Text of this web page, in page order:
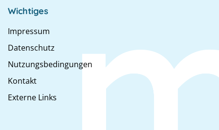
Wichtiges
Impressum
Datenschutz
Nutzungsbedingungen
Kontakt
Externe Links